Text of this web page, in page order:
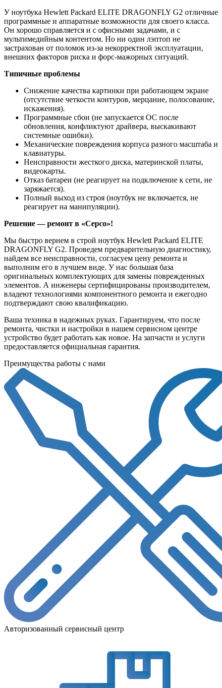
У ноутбука Hewlett Packard ELITE DRAGONFLY G2 отличные
программные и аппаратные возможности для своего класса.
Он хорошо справляется и с офисными задачами, и с
мультимедийным контентом. Но ни один лэптоп не
застрахован от поломок из-за некорректной эксплуатации,
внешних факторов риска и форс-мажорных ситуаций.
Типичные проблемы
Снижение качества картинки при работающем экране
(отсутствие четкости контуров, мерцание, полосование,
искажения).
Программные сбои (не запускается ОС после
обновления, конфликтуют драйвера, выскакивают
системные ошибки).
Механические повреждения корпуса разного масштаба и
клавиатуры.
Неисправности жесткого диска, материнской платы,
видеокарты.
Отказ батареи (не реагирует на подключение к сети, не
заряжается).
Полный выход из строя (ноутбук не включается, не
реагирует на манипуляции).
Решение — ремонт в «Серсо»!
Мы быстро вернем в строй ноутбук Hewlett Packard ELITE
DRAGONFLY G2. Проведем предварительную диагностику,
найдем все неисправности, согласуем цену ремонта и
выполним его в лучшем виде. У нас большая база
оригинальных комплектующих для замены поврежденных
элементов. А инженеры сертифицированы производителем,
владеют технологиями компонентного ремонта и ежегодно
подтверждают свою квалификацию.
Ваша техника в надежных руках. Гарантируем, что после
ремонта, чистки и настройки в нашем сервисном центре
устройство будет работать как новое. На запчасти и услуги
предоставляется официальная гарантия.
Преимущества работы с нами
Авторизованный сервисный центр